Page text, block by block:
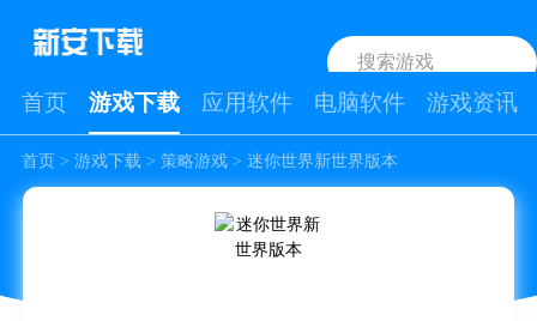
首页 游戏下载 应用软件 电脑软件 游戏资讯
首页> 游戏下载 > 策略游戏> 迷你世界新世界版本